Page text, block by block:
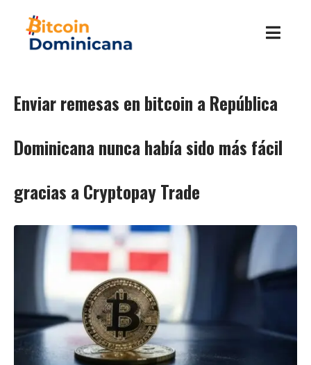
Enviar remesas en bitcoin a República
Dominicana nunca había sido más fácil
gracias a Cryptopay Trade